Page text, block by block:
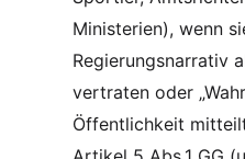
Ministerien), wenn
Regierungsnarrativ
vertraten oder
Öffentlichkeit